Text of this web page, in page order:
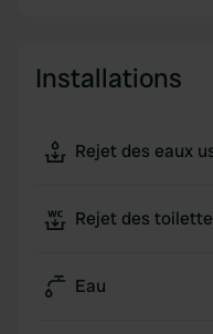
Installations
Rejet des eaux
Rejet des
Eau